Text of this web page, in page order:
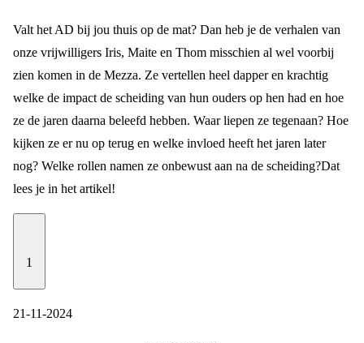
Valt het AD bij jou thuis op de mat? Dan heb je de verhalen van
onze vrijwilligers Iris, Maite en Thom misschien al wel voorbij
zien komen in de Mezza. Ze vertellen heel dapper en krachtig
welke de impact de scheiding van hun ouders op hen had en hoe
ze de jaren daarna beleefd hebben. Waar liepen ze tegenaan? Hoe
kijken ze er nu op terug en welke invloed heeft het jaren later
nog? Welke rollen namen ze onbewust aan na de scheiding?Dat
lees je in het artikel!
1
21-11-2024